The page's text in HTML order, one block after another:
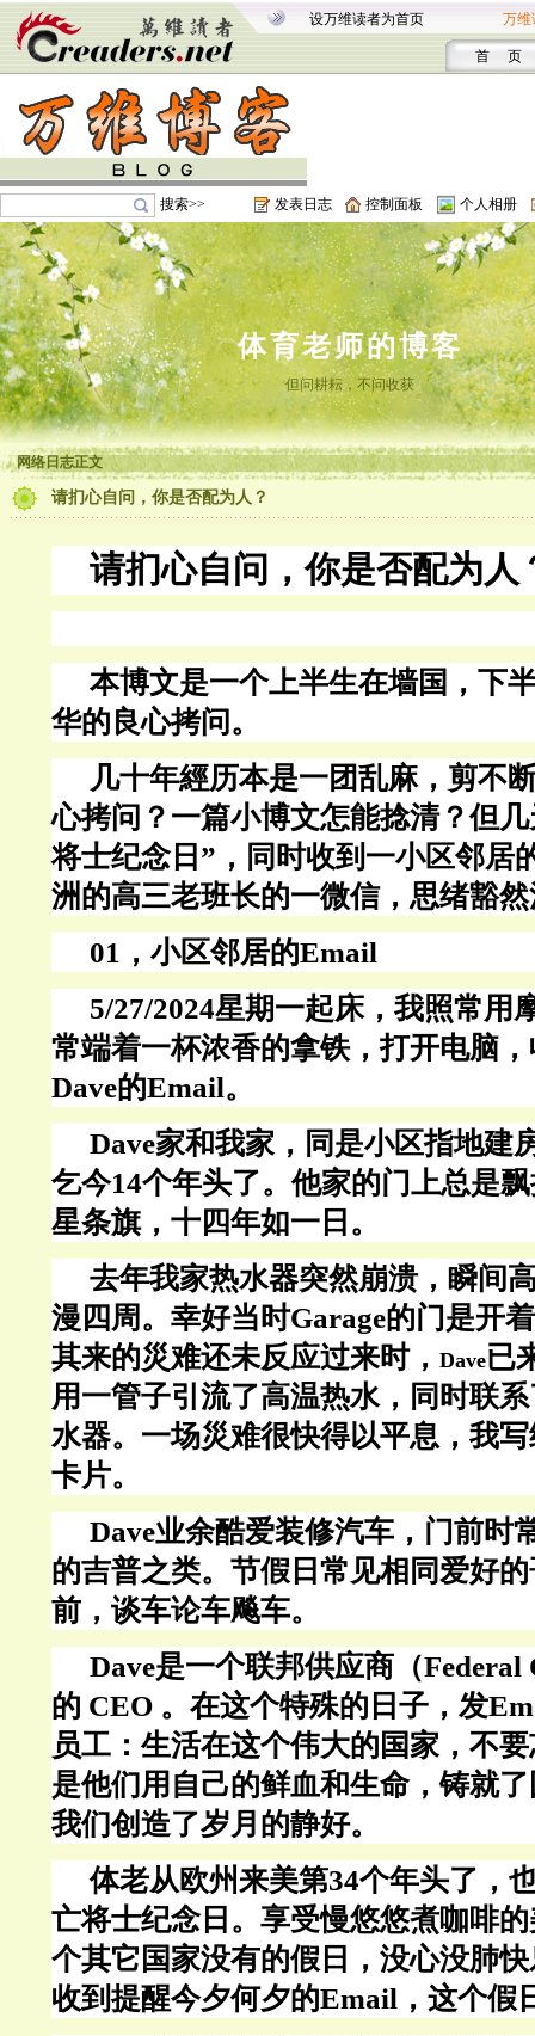
设万维读者为首页 万维
首 页
搜索>> 发表日志 控制面板 个人相册
体育老师的博客
但问耕耘，不问收获
网络日志正文
请扪心自问，你是否配为人？
请扪心自问，你是否配为人
本博文是一个上半生在墙国，下
华的良心拷问。
几十年經历本是一团乱麻，剪不
心拷问？一篇小博文怎能捻清？但
将士纪念日”，同时收到一小区邻居
洲的高三老班长的一微信，思绪豁
01，小区邻居的Email
5/27/2024星期一起床，我照常用
常端着一杯浓香的拿铁，打开电脑
Dave的Email。
Dave家和我家，同是小区指地建
乞今14个年头了。他家的门上总是
星条旗，十四年如一日。
去年我家热水器突然崩溃，瞬间
漫四周。幸好当时Garage的门是开
其来的災难还未反应过来时， Dave已
用一管子引流了高温热水，同时联
水器。一场災难很快得以平息，我
卡片。
Dave业余酷爱装修汽车，门前时
的吉普之类。节假日常见相同爱好
前，谈车论车飚车。
Dave是一个联邦供应商（Federal
的 CEO 。在这个特殊的日子，发
员工：生活在这个伟大的国家，不
是他们用自己的鲜血和生命，铸就
我们创造了岁月的静好。
体老从欧州来美第34个年头了，
亡将士纪念日。 享受慢悠悠煮咖啡
个其它国家没有的假日，没心没肺
收到提醒今夕何夕的Email ，这个假